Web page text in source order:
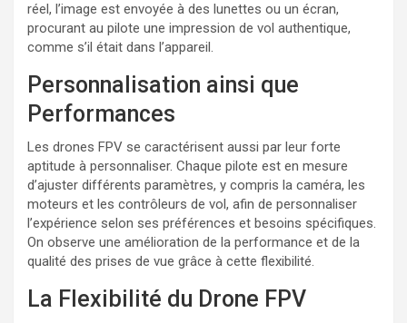
réel, l’image est envoyée à des lunettes ou un écran,
procurant au pilote une impression de vol authentique,
comme s’il était dans l’appareil.
Personnalisation ainsi que
Performances
Les drones FPV se caractérisent aussi par leur forte
aptitude à personnaliser. Chaque pilote est en mesure
d’ajuster différents paramètres, y compris la caméra, les
moteurs et les contrôleurs de vol, afin de personnaliser
l’expérience selon ses préférences et besoins spécifiques.
On observe une amélioration de la performance et de la
qualité des prises de vue grâce à cette flexibilité.
La Flexibilité du Drone FPV